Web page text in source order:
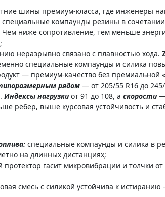
шины премиум-класса, где инженеры
компаунды резины в
ниже сопротивление, тем меньше
неразрывно связано с плавностью хода.
специальные компаунды и силика
— премиум-качество без премиальной
рядом — от 205/55 R16 до
Индексы нагрузкиот 91 до 108, а скорости—
рёбер, выше курсовая устойчивость и
специальные компаунды и силика в
на длинных дистанциях;
гасит микровибрации и толчки
смесь с силикой устойчива к